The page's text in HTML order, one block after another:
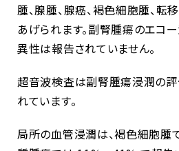
腫、腺腫、腺癌、褐色細胞腫、
あげられます。副腎腫瘍のエコ
異性は報告されていません。
超音波検査は副腎腫瘍浸潤の評
れています。
局所の血管浸潤は、褐色細胞腫